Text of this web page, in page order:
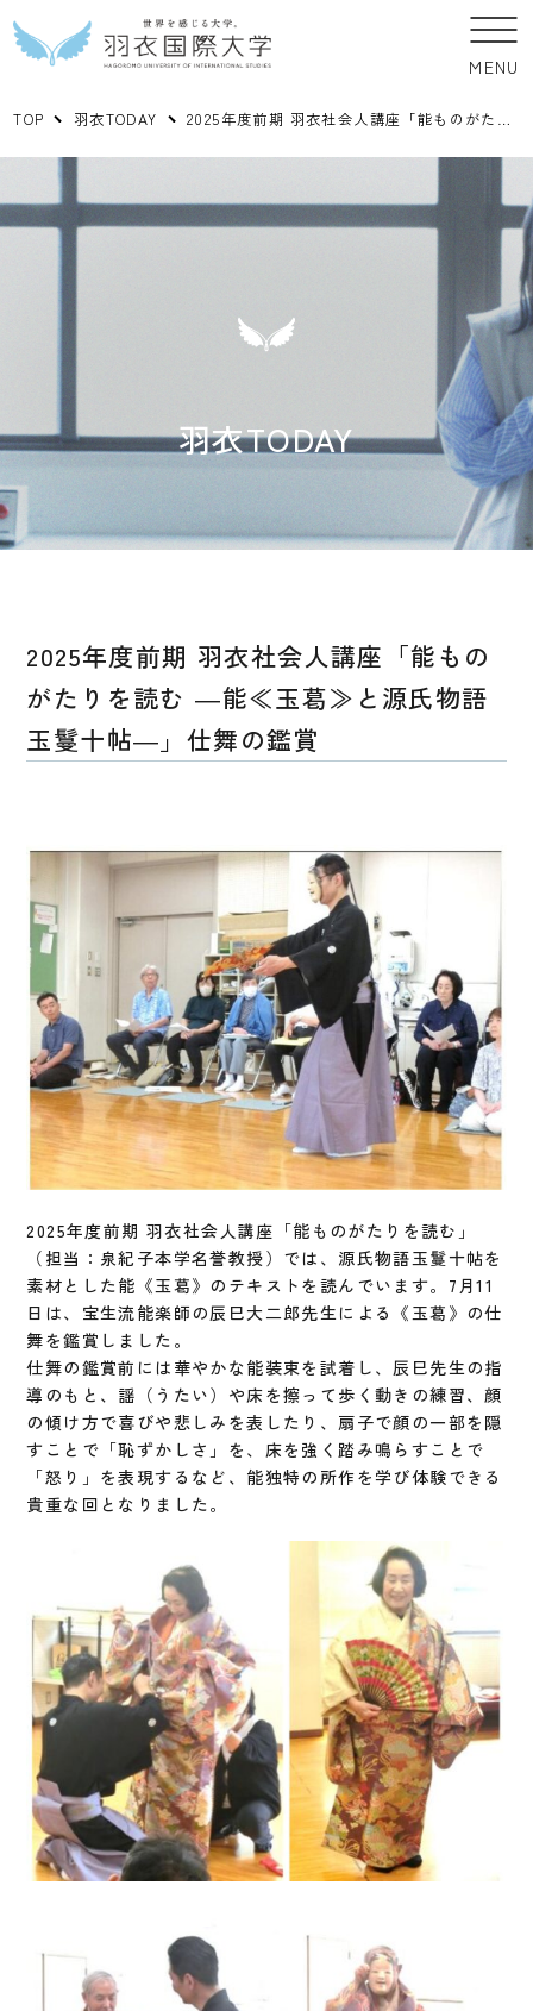
MENU
TOP 羽衣TODAY 2025年度前期 羽衣社会人講座「能ものがたりを読む ―能≪玉葛≫と源氏物語玉鬘十帖―」仕舞の鑑賞
羽衣TODAY
2025年度前期 羽衣社会人講座「能もの
がたりを読む ―能≪玉葛≫と源氏物語
玉鬘十帖―」仕舞の鑑賞
2025年度前期 羽衣社会人講座「能ものがたりを読む」
（担当：泉紀子本学名誉教授）では、源氏物語玉鬘十帖を
素材とした能《玉葛》のテキストを読んでいます。7月11
日は、宝生流能楽師の辰巳大二郎先生による《玉葛》の仕
舞を鑑賞しました。
仕舞の鑑賞前には華やかな能装束を試着し、辰巳先生の指
導のもと、謡（うたい）や床を擦って歩く動きの練習、顔
の傾け方で喜びや悲しみを表したり、扇子で顔の一部を隠
すことで「恥ずかしさ」を、床を強く踏み鳴らすことで
「怒り」を表現するなど、能独特の所作を学び体験できる
貴重な回となりました。